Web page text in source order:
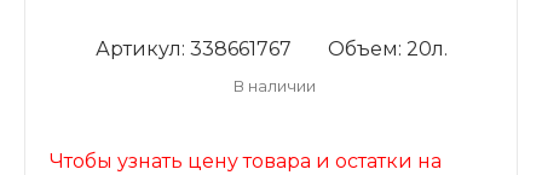
Артикул: 338661767 Объем: 20л.
В наличии
Чтобы узнать цену товара и остатки на